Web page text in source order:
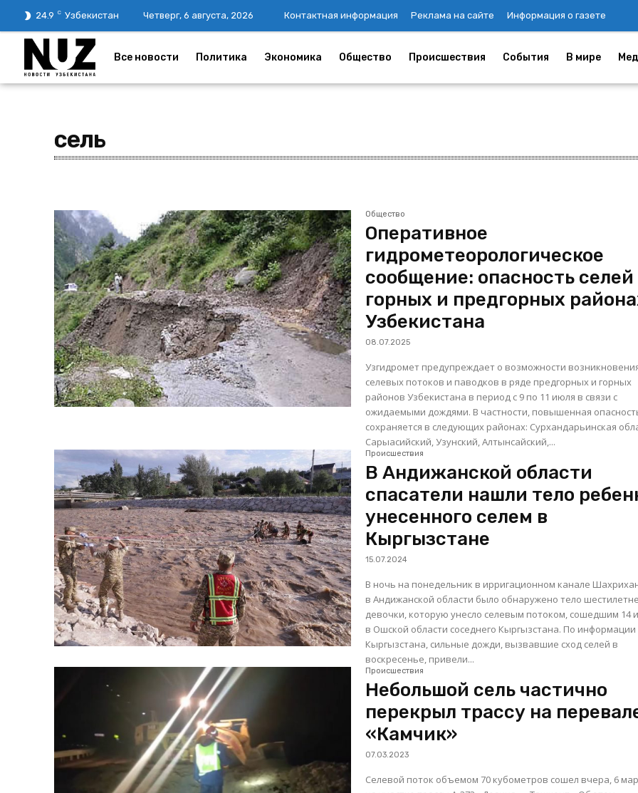
24.9 C Узбекистан Четверг, 6 августа, 2026 Контактная информация Реклама на сайте Информация о газете
Все новости Политика Экономика Общество Происшествия События В мире
сель
Общество
Оперативное
гидрометеорологическое
сообщение: опасность селей
горных и предгорных
Узбекистана
08.07.2025
Узгидромет предупреждает о возможности
селевых потоков и паводков в ряде предгорных и горных
районов Узбекистана в период с 9 по 11 июля в связи с
ожидаемыми дождями. В частности, повышенная опасность
сохраняется в следующих районах: Сурхандарьинская область:
Сарыасийский, Узунский, Алтынсайский,...
Происшествия
В Андижанской области
спасатели нашли тело
унесенного селем в
Кыргызстане
15.07.2024
В ночь на понедельник в ирригационном канале
в Андижанской области было обнаружено тело
девочки, которую унесло селевым потоком, сошедшим 14
в Ошской области соседнего Кыргызстана. По информации МЧС
Кыргызстана, сильные дожди, вызвавшие сход селей в
воскресенье, привели...
Происшествия
Небольшой сель частично
перекрыл трассу на
«Камчик»
07.03.2023
Селевой поток объемом 70 кубометров сошел вчера, 6